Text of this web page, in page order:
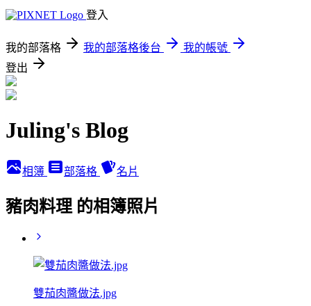
登入
我的部落格 我的部落格後台
我的帳號
登出
Juling's Blog
相簿 部落格 名片
豬肉料理 的相簿照片
雙茄肉醬做法.jpg